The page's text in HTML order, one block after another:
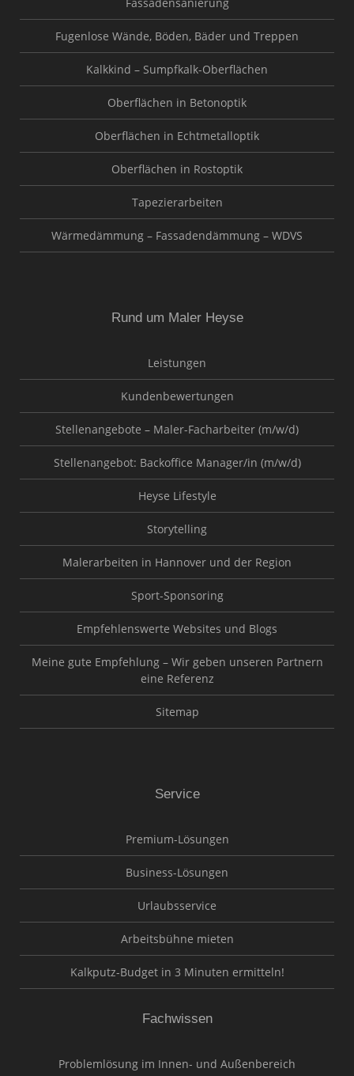
Fugenlose Wände, Böden, Bäder und Treppen
Kalkkind – Sumpfkalk-Oberflächen
Oberflächen in Betonoptik
Oberflächen in Echtmetalloptik
Oberflächen in Rostoptik
Tapezierarbeiten
Wärmedämmung – Fassadendämmung – WDVS
Rund um Maler Heyse
Leistungen
Kundenbewertungen
Stellenangebote – Maler-Facharbeiter (m/w/d)
Stellenangebot: Backoffice Manager/in (m/w/d)
Heyse Lifestyle
Storytelling
Malerarbeiten in Hannover und der Region
Sport-Sponsoring
Empfehlenswerte Websites und Blogs
Meine gute Empfehlung – Wir geben unseren Partnern
eine Referenz
Sitemap
Service
Premium-Lösungen
Business-Lösungen
Urlaubsservice
Arbeitsbühne mieten
Kalkputz-Budget in 3 Minuten ermitteln!
Fachwissen
Problemlösung im Innen- und Außenbereich